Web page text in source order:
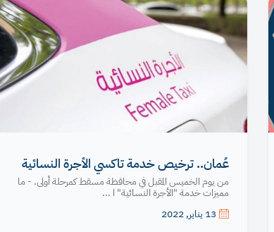
عُمان.. ترخيص خدمة تاكسي الأجرة النسائية
من يوم الخميس المقبل في محافظة مسقط كمرحلة أولى. - ما
مميزات خدمة "الأجرة النسائية" ا ...
13 يناير, 2022